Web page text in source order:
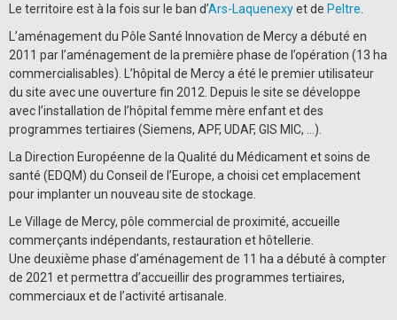
Le territoire est à la fois sur le ban d’Ars-Laquenexyet de Peltre
L’aménagement du Pôle Santé Innovation de Mercy a débuté en
2011 par l’aménagement de la première phase de l’opération (13 ha
commercialisables). L’hôpital de Mercy a été le premier utilisateur
du site avec une ouverture fin 2012. Depuis le site se développe
avec l’installation de l’hôpital femme mère enfant et des
programmes tertiaires (Siemens, APF, UDAF, GIS MIC, …).
La Direction Européenne de la Qualité du Médicament et soins de
santé (EDQM) du Conseil de l’Europe, a choisi cet emplacement
pour implanter un nouveau site de stockage.
Le Village de Mercy, pôle commercial de proximité, accueille
commerçants indépendants, restauration et hôtellerie.
Une deuxième phase d’aménagement de 11 ha a débuté à compter
de 2021 et permettra d’accueillir des programmes tertiaires,
commerciaux et de l’activité artisanale.